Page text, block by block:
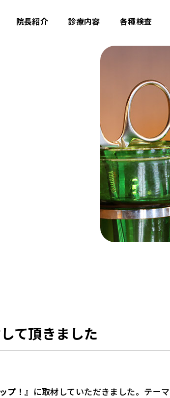
院長紹介 診療内容 各種検査
て頂きました
プ！』 に取材していただきました。テーマ